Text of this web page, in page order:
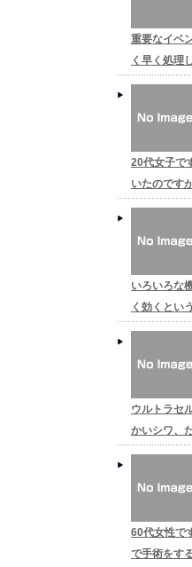
重要なイベ
く早く処理
20代女子で
いたのです
いろいろな
く効くとい
ウルトラセ
かいシワ、
60代女性で
で手術をす